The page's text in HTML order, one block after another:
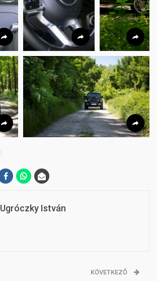
Ugróczky István
KÖVETKEZŐ